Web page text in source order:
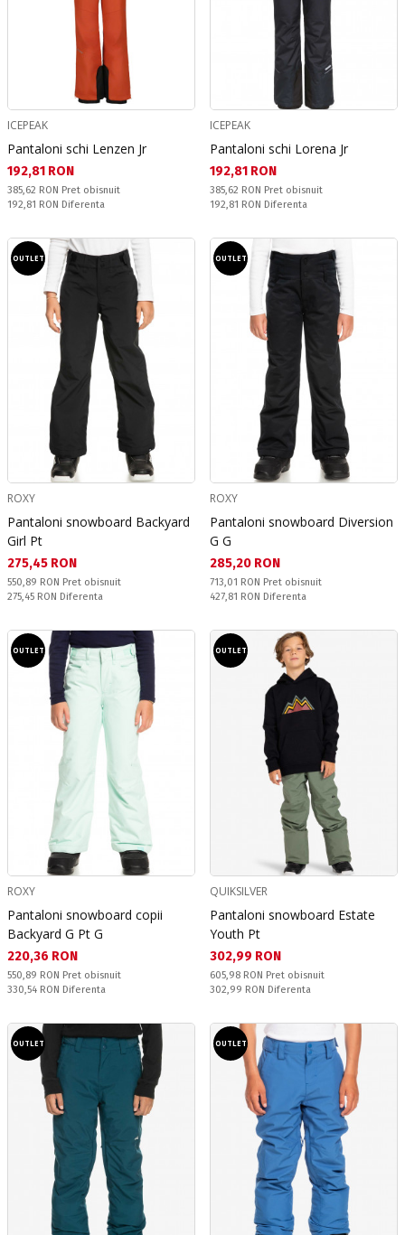
ICEPEAK
Pantaloni schi Lenzen Jr
Текуща цена:
192,81 RON
Pret obisnuit:
385,62 RON Pret obisnuit
Спестявате:
192,81 RON Diferenta
ICEPEAK
Pantaloni schi Lorena Jr
Текуща цена:
192,81 RON
Pret obisnuit:
385,62 RON Pret obisnuit
Спестявате:
192,81 RON Diferenta
OUTLET
ROXY
Pantaloni snowboard Backyard
Girl Pt
Текуща цена:
275,45 RON
Pret obisnuit:
550,89 RON Pret obisnuit
Спестявате:
275,45 RON Diferenta
OUTLET
ROXY
Pantaloni snowboard Diversion
G G
Текуща цена:
285,20 RON
Pret obisnuit:
713,01 RON Pret obisnuit
Спестявате:
427,81 RON Diferenta
OUTLET
ROXY
Pantaloni snowboard copii
Backyard G Pt G
Текуща цена:
220,36 RON
Pret obisnuit:
550,89 RON Pret obisnuit
Спестявате:
330,54 RON Diferenta
OUTLET
QUIKSILVER
Pantaloni snowboard Estate
Youth Pt
Текуща цена:
302,99 RON
Pret obisnuit:
605,98 RON Pret obisnuit
Спестявате:
302,99 RON Diferenta
OUTLET OUTLET